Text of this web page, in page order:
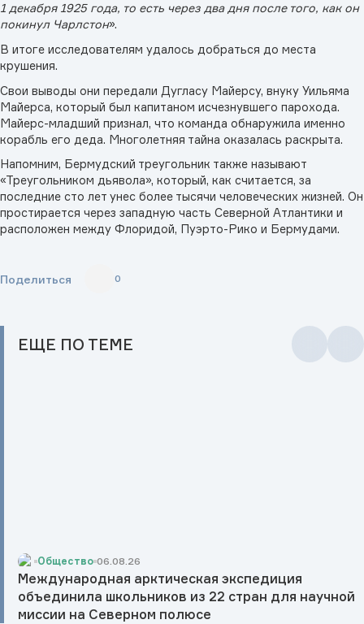
1 декабря 1925 года, то есть через два дня после того, как он
покинул Чарлстон».
В итоге исследователям удалось добраться до места
крушения.
Свои выводы они передали Дугласу Майерсу, внуку Уильяма
Майерса, который был капитаном исчезнувшего парохода.
Майерс-младший признал, что команда обнаружила именно
корабль его деда. Многолетняя тайна оказалась раскрыта.
Напомним, Бермудский треугольник также называют
«Треугольником дьявола», который, как считается, за
последние сто лет унес более тысячи человеческих жизней. Он
простирается через западную часть Северной Атлантики и
расположен между Флоридой, Пуэрто-Рико и Бермудами.
Поделиться 0
ЕЩЕ ПО ТЕМЕ
Общество 06.08.26
Международная арктическая экспедиция
объединила школьников из 22 стран для научной
миссии на Северном полюсе